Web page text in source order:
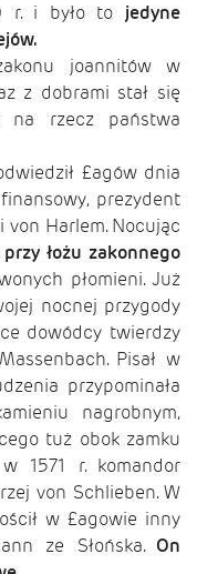
r. i było to jedyne
joannitów w
z dobrami stał się
na rzecz państwa
£agów dnia
prezydent
von Harlem. Nocując
przy łożu zakonnego
płomieni. Już
nocnej przygody
dowódcy twierdzy
Pisał w
przypominała
nagrobnym,
tuż obok zamku
1571 r. komandor
von Schlieben. W
w £agowie inny
ze Słońska. On